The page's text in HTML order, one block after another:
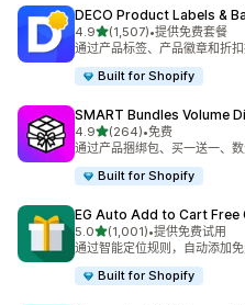
DECO Product Labels &
4.9星（满分 5 星）
(1,507)
总共 1507 条评论
•提供免费套餐
通过产品标签、产品徽章和折
Built for Shopify
SMART Bundles Volume
4.9星（满分 5 星）
(264)
总共 264 条评论
•免费
通过产品捆绑包、买一送一、
Built for Shopify
EG Auto Add to Cart Free
5.0星（满分 5 星）
(1,001)
总共 1001 条评论
•提供免费试用
通过智能定位规则，自动添加
Built for Shopify